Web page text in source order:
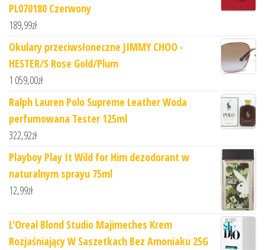
PL070180 Czerwony
189,99zł
Okulary przeciwsłoneczne JIMMY CHOO -
HESTER/S Rose Gold/Plum
1 059,00zł
Ralph Lauren Polo Supreme Leather Woda
perfumowana Tester 125ml
322,92zł
Playboy Play It Wild for Him dezodorant w
naturalnym sprayu 75ml
12,99zł
L'Oreal Blond Studio Majimeches Krem
Rozjaśniający W Saszetkach Bez Amoniaku 25G